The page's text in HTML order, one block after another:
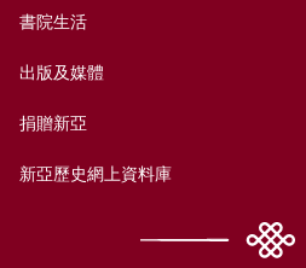
書院生活
出版及媒體
捐贈新亞
新亞歷史網上資料庫